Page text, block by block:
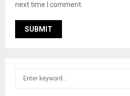
next time I comment.